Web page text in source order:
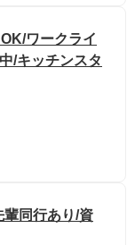
ワークライ
/キッチンスタ
輩同行あり/資